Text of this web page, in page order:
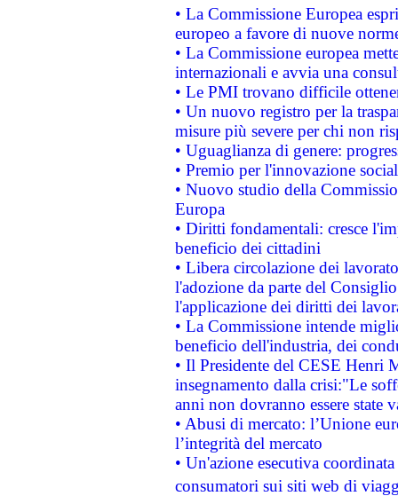
• La Commissione Europea
europeo a favore di nuove
• La Commissione europea
internazionali e avvia una
• Le PMI trovano difficile
• Un nuovo registro per la
misure più severe per chi non
• Uguaglianza di genere:
• Premio per l'innovazione
• Nuovo studio della
Europa
• Diritti fondamentali: cresce
beneficio dei cittadini
• Libera circolazione dei
l'adozione da parte del
l'applicazione dei diritti dei
• La Commissione intende
beneficio dell'industria, dei
• Il Presidente del CESE Henri
insegnamento dalla crisi:"Le
anni non dovranno essere state
• Abusi di mercato: l’Unione
l’integrità del mercato
• Un'azione esecutiva
consumatori sui siti web di